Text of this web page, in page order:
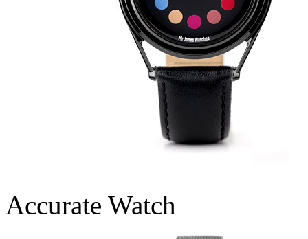
Accurate Watch